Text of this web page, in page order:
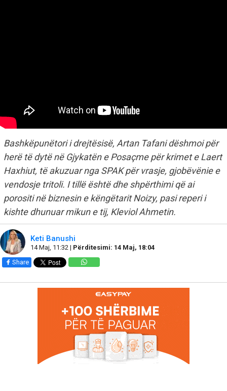
Bashkëpunëtori i drejtësisë, Artan Tafani dëshmoi për
herë të dytë në Gjykatën e Posaçme për krimet e Laert
Haxhiut, të akuzuar nga SPAK për vrasje, gjobëvënie e
vendosje tritoli. I tillë është dhe shpërthimi që ai
porositi në biznesin e këngëtarit Noizy, pasi reperi i
kishte dhunuar mikun e tij, Kleviol Ahmetin.
Keti Banushi
14 Maj, 11:32 | Përditesimi: 14 Maj, 18:04
Share